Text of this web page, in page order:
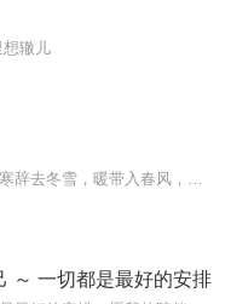
辙儿
～ 一切都是最好的安排